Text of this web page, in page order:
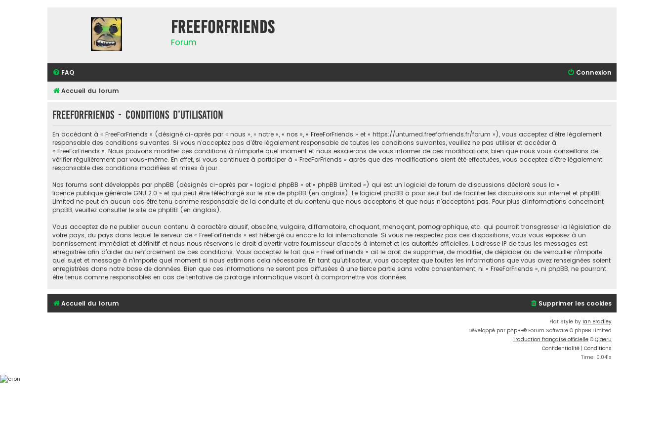
FreeForFriends
Forum
FAQ Connexion
Accueil du forum
FreeForFriends - Conditions d’utilisation
En accédant à « FreeForFriends » (désigné ci-après par « nous », « notre », « nos », « FreeForFriends » et « https://unturned.freeforfriends.fr/forum »), vous acceptez d’être légalement
responsable des conditions suivantes. Si vous n’acceptez pas d’être légalement responsable de toutes les conditions suivantes, veuillez ne pas utiliser et accéder à
« FreeForFriends ». Nous pouvons modifier ces conditions à n’importe quel moment et nous essaierons de vous informer de ces modifications, bien que nous vous conseillons de
vérifier régulièrement par vous-même. En effet, si vous continuez à participer à « FreeForFriends » après que des modifications aient été effectuées, vous acceptez d’être légalement
responsable des conditions modifiées et mises à jour.
Nos forums sont développés par phpBB (désignés ci-après par « logiciel phpBB » et « phpBB Limited ») qui est un logiciel de forum de discussions déclaré sous la «
licence publique générale GNU 2.0 » et qui peut être téléchargé sur le site de phpBB (en anglais). Le logiciel phpBB a pour seul but de faciliter les discussions sur internet et phpBB
Limited ne peut en aucun cas être tenu comme responsable de la conduite et du contenu que nous acceptons et que nous n’acceptons pas. Pour plus d’informations concernant
phpBB, veuillez consulter le site de phpBB (en anglais).
Vous acceptez de ne publier aucun contenu à caractère abusif, obscène, vulgaire, diffamatoire, choquant, menaçant, pornographique, etc. qui pourrait transgresser la législation de
votre pays, du pays dans lequel le serveur de « FreeForFriends » est hébergé ou encore la loi internationale. Si vous ne respectez pas ces dispositions, vous vous exposez à un
bannissement immédiat et définitif et nous nous réservons le droit d’avertir votre fournisseur d’accès à internet et les autorités officielles. L’adresse IP de tous les messages est
enregistrée afin d’aider au renforcement de ces conditions. Vous acceptez le fait que « FreeForFriends » ait le droit de supprimer, de modifier, de déplacer ou de verrouiller n’importe
quel sujet et message à n’importe quel moment si nous estimons cela nécessaire. En tant qu’utilisateur, vous acceptez que toutes les informations que vous avez renseignées soient
enregistrées dans notre base de données. Bien que ces informations ne seront pas diffusées à une tierce partie sans votre consentement, ni « FreeForFriends », ni phpBB, ne pourront
être tenus comme responsables en cas de tentative de piratage informatique visant à compromettre vos données.
Accueil du forum Supprimer les cookies
Flat Style by Ian Bradley
Développé par phpBB® Forum Software © phpBB Limited
Traduction française officielle © Qiaeru
Confidentialité | Conditions
Time: 0.041s